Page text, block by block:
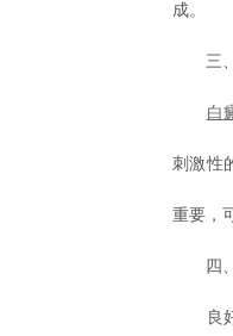
成。
三、
白
刺激性
重要，
四、
良好